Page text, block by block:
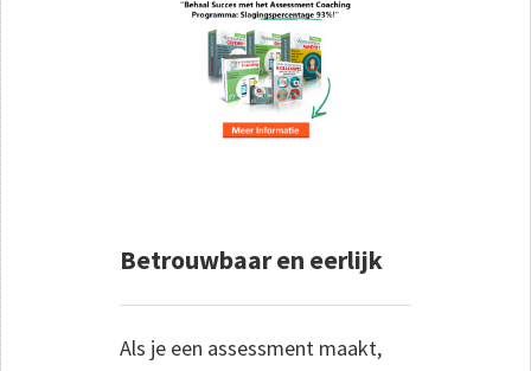
Betrouwbaar en eerlijk
Als je een assessment maakt,